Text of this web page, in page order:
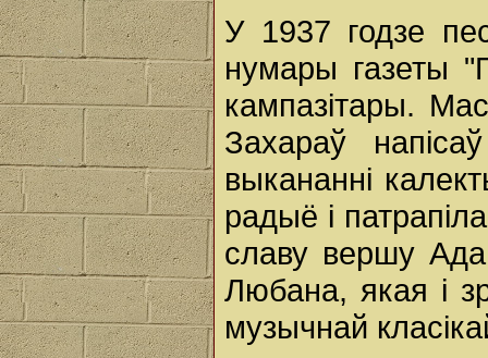
У 1937 годзе
нумары газеты
кампазітары.
Захараў
выкананні
радыё і
славу вершу
Любана, якая і
музычнай